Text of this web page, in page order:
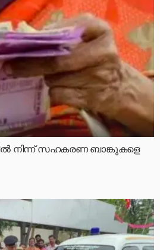
നിന്ന് സഹകരണ ബാങ്കുകളെ